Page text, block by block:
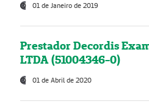
01 de Janeiro de 2019
Prestador Decordis
LTDA (51004346-0)
01 de Abril de 2020